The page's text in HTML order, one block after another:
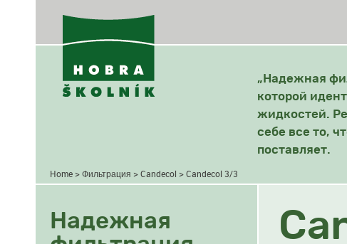
Home > Фильтрация > Candecol > Candecol 3/3
„Надежная
которой
жидкостей.
себе все то,
поставляет.
Надежная